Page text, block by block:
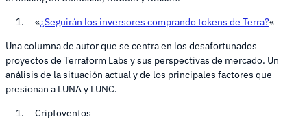
«¿Seguirán los inversores comprando tokens de Terra?«
Una columna de autor que se centra en los desafortunados
proyectos de Terraform Labs y sus perspectivas de mercado. Un
análisis de la situación actual y de los principales factores que
presionan a LUNA y LUNC.
Criptoventos